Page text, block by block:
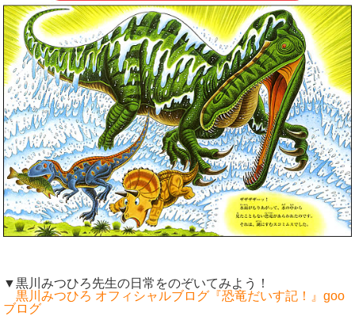
▼黒川みつひろ先生の日常をのぞいてみよう！
黒川みつひろ オフィシャルブログ『恐竜だいす記！』goo
ブログ